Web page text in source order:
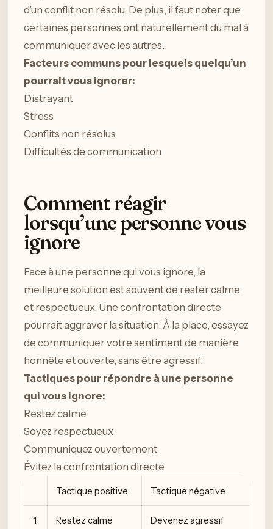
d’un conflit non résolu. De plus, il faut noter que
certaines personnes ont naturellement du mal à
communiquer avec les autres.
Facteurs communs pour lesquels quelqu’un
pourrait vous ignorer:
Distrayant
Stress
Conflits non résolus
Difficultés de communication
Comment réagir
lorsqu’une personne vous
ignore
Face à une personne qui vous ignore, la
meilleure solution est souvent de rester calme
et respectueux. Une confrontation directe
pourrait aggraver la situation. À la place, essayez
de communiquer votre sentiment de manière
honnête et ouverte, sans être agressif.
Tactiques pour répondre à une personne
qui vous ignore:
Restez calme
Soyez respectueux
Communiquez ouvertement
Évitez la confrontation directe
Tactique positive Tactique négative
1 Restez calme Devenez agressif